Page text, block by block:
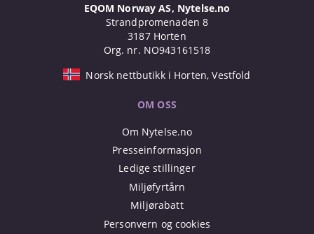
EQOM Norway AS, Nytelse.no
Strandpromenaden 8
3187 Horten
Org. nr. NO943161518
Norsk nettbutikk i Horten, Vestfold
OM OSS
Om Nytelse.no
Presseinformasjon
Ledige stillinger
Miljøfyrtårn
Miljørabatt
Personvern og cookies